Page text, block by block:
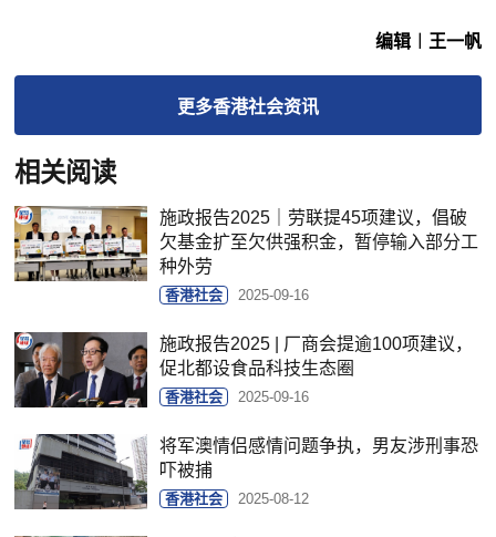
编辑︱王一帆
更多香港社会资讯
相关阅读
施政报告2025｜劳联提45项建议，倡破
欠基金扩至欠供强积金，暂停输入部分工
种外劳
香港社会 2025-09-16
施政报告2025 | 厂商会提逾100项建议，
促北都设食品科技生态圈
香港社会 2025-09-16
将军澳情侣感情问题争执，男友涉刑事恐
吓被捕
香港社会 2025-08-12